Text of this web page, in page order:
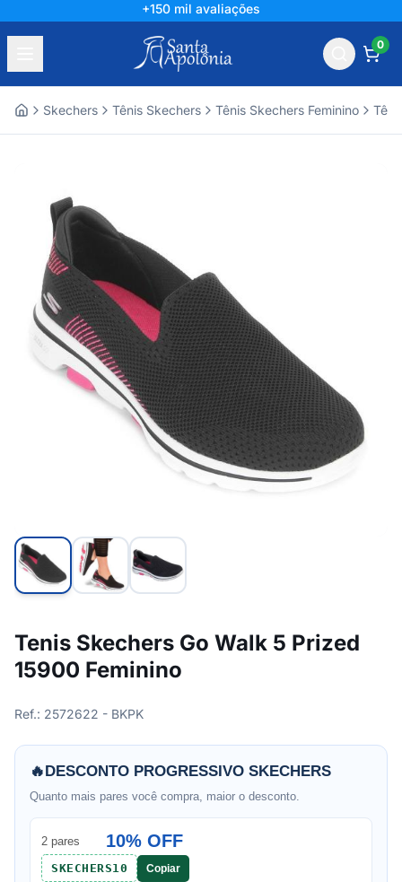
+150 mil avaliações
0
Skechers Tênis Skechers Tênis Skechers Feminino
Tenis Skechers Go Walk 5 Prized
15900 Feminino
Ref.: 2572622 - BKPK
🔥DESCONTO PROGRESSIVO SKECHERS
Quanto mais pares você compra, maior o desconto.
2 pares 10% OFF
SKECHERS10 Copiar